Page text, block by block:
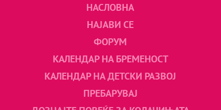
НАСЛОВНА
НАЈАВИ СЕ
ФОРУМ
КАЛЕНДАР НА БРЕМЕНОСТ
КАЛЕНДАР НА ДЕТСКИ РАЗВОЈ
ПРЕБАРУВАЈ